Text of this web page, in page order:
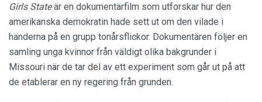
Girls Stateär en dokumentärfilm som utforskar hur den
amerikanska demokratin hade sett ut om den vilade i
händerna på en grupp tonårsflickor. Dokumentären följer en
samling unga kvinnor från väldigt olika bakgrunder i
Missouri när de tar del av ett experiment som går ut på att
de etablerar en ny regering från grunden.